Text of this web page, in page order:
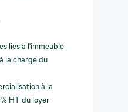
liés à l'immeuble
la charge du
à la
HT du loyer